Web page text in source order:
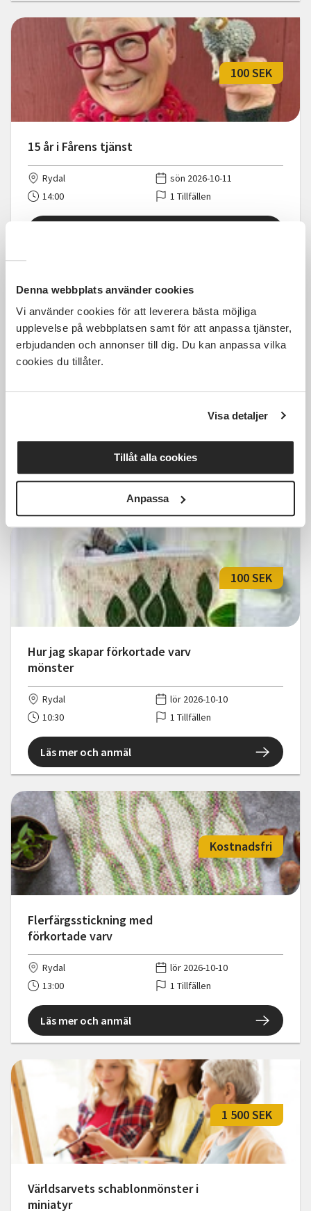
Denna webbplats använder cookies
Vi använder cookies för att leverera bästa möjliga
upplevelse på webbplatsen samt för att anpassa tjänster,
erbjudanden och annonser till dig. Du kan anpassa vilka
cookies du tillåter.
Visa detaljer
Tillåt alla cookies
Anpassa
15 år i Fårens tjänst
100 SEK
Rydal
sön 2026-10-11
14:00
1 Tillfällen
750 SEK
Läs mer och anmäl
Hur jag skapar förkortade varv
mönster
100 SEK
Rydal
lör 2026-10-10
10:30
1 Tillfällen
Läs mer och anmäl
Flerfärgsstickning med
förkortade varv
Kostnadsfri
Rydal
lör 2026-10-10
13:00
1 Tillfällen
Läs mer och anmäl
Världsarvets schablonmönster i
miniatyr
1 500 SEK